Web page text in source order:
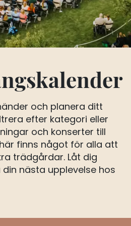
och planera ditt
efter kategori eller
och konserter till
finns något för alla att
trädgårdar. Låt dig
nästa upplevelse hos